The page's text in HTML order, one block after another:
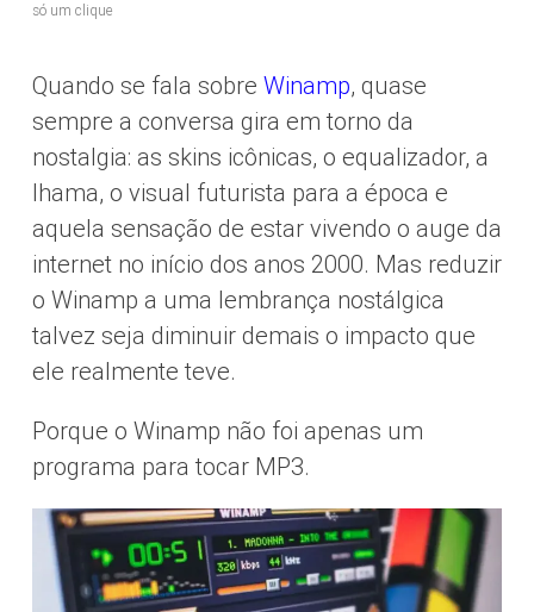
só um clique
Quando se fala sobre Winamp, quase
sempre a conversa gira em torno da
nostalgia: as skins icônicas, o equalizador, a
lhama, o visual futurista para a época e
aquela sensação de estar vivendo o auge da
internet no início dos anos 2000. Mas reduzir
o Winamp a uma lembrança nostálgica
talvez seja diminuir demais o impacto que
ele realmente teve.
Porque o Winamp não foi apenas um
programa para tocar MP3.